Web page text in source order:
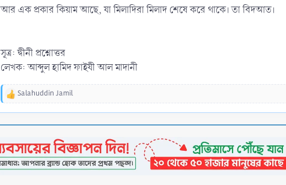
আর এক প্রকার কিয়াম আছে, যা মিলাদিরা মিলাদ শেষে করে থাকে। তা বিদআত।
সূত্র: দ্বীনী প্রশ্নোত্তর
লেখক: আব্দুল হামিদ ফাইযী আল মাদানী
R
i
o
n
Salahuddin Jamil